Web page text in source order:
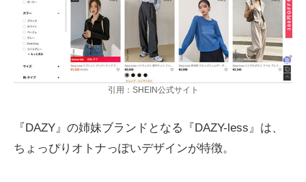
引用：SHEIN公式サイト
『DAZY』の姉妹ブランドとなる『DAZY-less』は、
ちょっぴりオトナっぽいデザインが特徴。